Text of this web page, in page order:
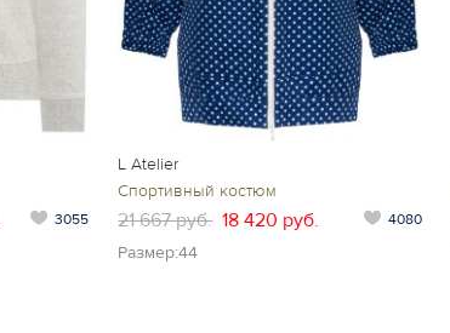
3055
L Atelier
Спортивный костюм
21 667 руб. 18 420 руб. 4080
Размер:44